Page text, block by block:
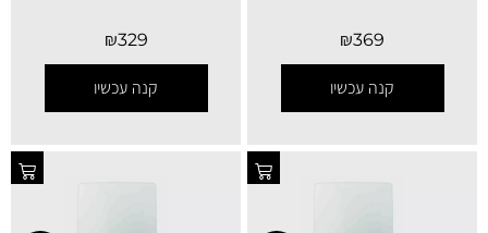
₪369
קנה עכשיו
₪329
קנה עכשיו